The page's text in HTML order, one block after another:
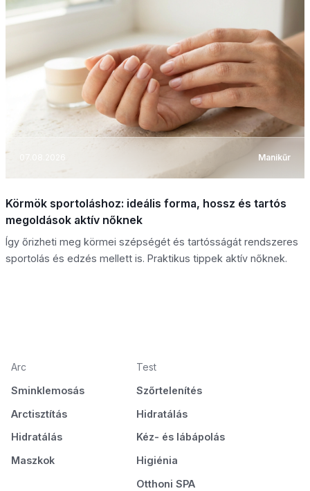
07.08.2026 Manikűr
Körmök sportoláshoz: ideális forma, hossz és tartós
megoldások aktív nőknek
Így őrizheti meg körmei szépségét és tartósságát rendszeres
sportolás és edzés mellett is. Praktikus tippek aktív nőknek.
Arc
Sminklemosás
Arctisztítás
Hidratálás
Maszkok
Test
Szőrtelenítés
Hidratálás
Kéz- és lábápolás
Higiénia
Otthoni SPA